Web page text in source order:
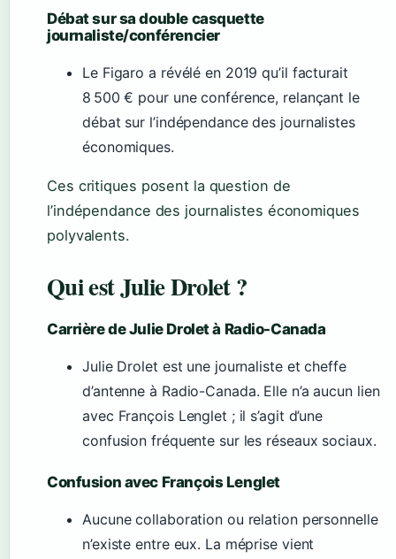
Débat sur sa double casquette
journaliste/conférencier
Le Figaro a révélé en 2019 qu’il facturait
8 500 € pour une conférence, relançant le
débat sur l’indépendance des journalistes
économiques.
Ces critiques posent la question de
l’indépendance des journalistes économiques
polyvalents.
Qui est Julie Drolet ?
Carrière de Julie Drolet à Radio-Canada
Julie Drolet est une journaliste et cheffe
d’antenne à Radio-Canada. Elle n’a aucun lien
avec François Lenglet ; il s’agit d’une
confusion fréquente sur les réseaux sociaux.
Confusion avec François Lenglet
Aucune collaboration ou relation personnelle
n’existe entre eux. La méprise vient